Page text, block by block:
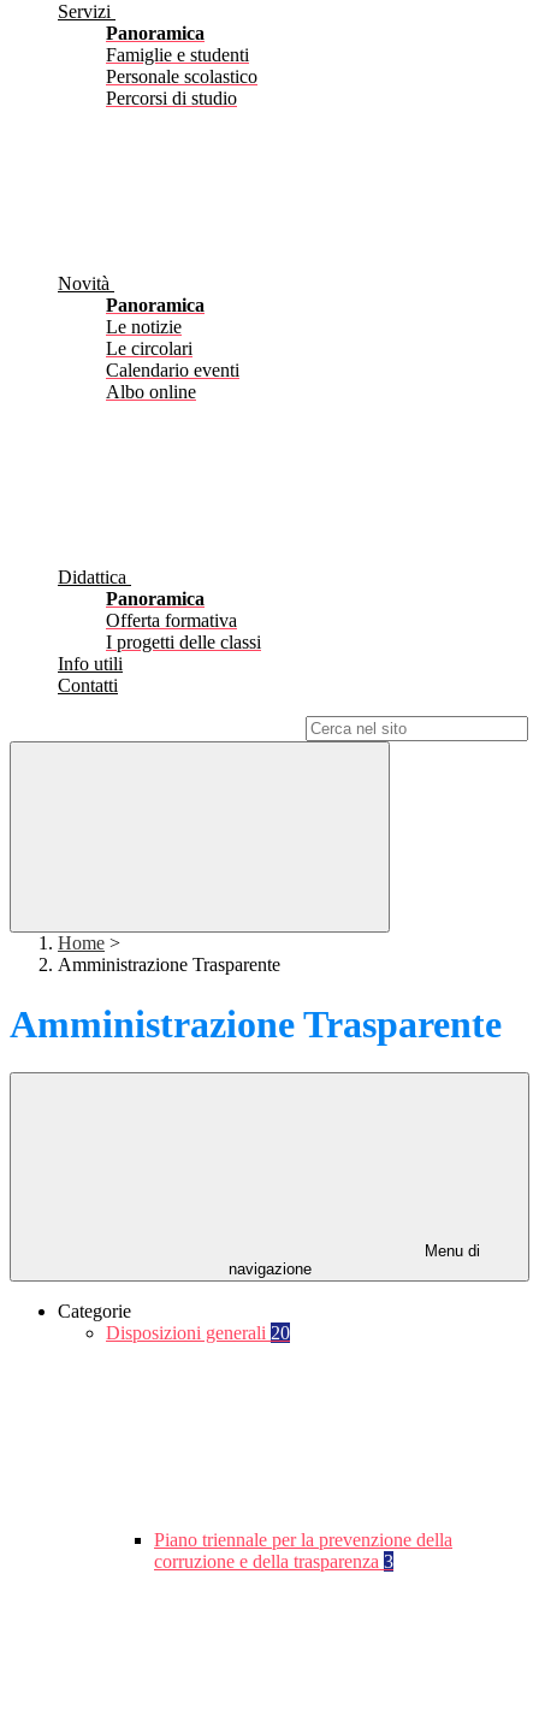
Servizi
Panoramica
Famiglie e studenti
Personale scolastico
Percorsi di studio
Novità
Panoramica
Le notizie
Le circolari
Calendario eventi
Albo online
Didattica
Panoramica
Offerta formativa
I progetti delle classi
Info utili
Contatti
Home >
Amministrazione Trasparente
Amministrazione Trasparente
Menu di
navigazione
Categorie
Disposizioni generali 20
Piano triennale per la prevenzione della
corruzione e della trasparenza 3